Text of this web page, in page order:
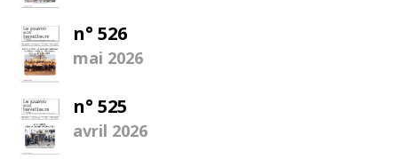
n° 526
mai 2026
n° 525
avril 2026